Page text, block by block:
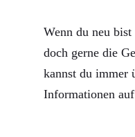
Wenn du neu
doch gerne die
kannst du immer
Informationen